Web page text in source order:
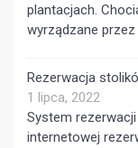
plantacjach.
wyrządzane
Rezerwacja
1 lipca, 2022
System
internetowej